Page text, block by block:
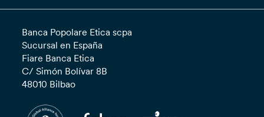
Banca Popolare Etica scpa
Sucursal en España
Fiare Banca Etica
C/ Simón Bolívar 8B
48010 Bilbao